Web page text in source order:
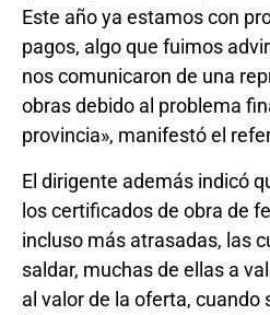
Este año ya estamos con
pagos, algo que fuimos
nos comunicaron de una
obras debido al problema
provincia», manifestó el
El dirigente además indicó
los certificados de obra de
incluso más atrasadas, las
saldar, muchas de ellas a
al valor de la oferta, cuando